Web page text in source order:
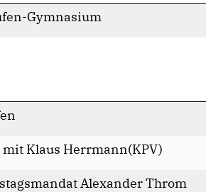
Gymnasium
Klaus Herrmann(KPV)
Alexander Throm